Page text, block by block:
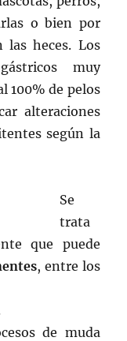
o bien por
las heces. Los
muy
100% de pelos
alteraciones
según la
Se
trata
que puede
, entre los
de muda